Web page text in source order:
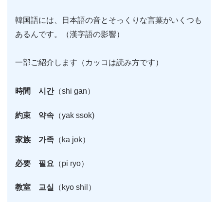
韓国語には、日本語の音とそっくりな言葉がいくつも
あるんです。（漢字語の影響）
一部ご紹介します（カッコは読み方です）
時間 시간（shi gan）
約束 약속 （yak ssok)
家族 가족 （ka jok）
必要 필요 （pi ryo）
教室 교실 （kyo shil）